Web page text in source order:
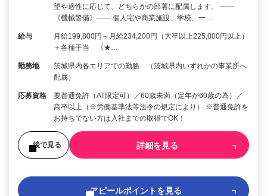
望や適性に応じて、どちらかの部署に配属します。 ――
《機械警備》―― 個人宅や商業施設、学校、一…
給与
月給199,800円～月給234,200円（大卒以上225,000円以上）
＋各種手当 《★…
勤務地
茨城県内各エリアでの勤務 （茨城県内いずれかの事業所へ
配属）
応募資格
要普通免許（AT限定可）／60歳未満（定年が60歳の為）／
高卒以上（※労働基準法等法令の規定により） ※普通免許を
お持ちでない方は入社までの取得でOK！
後で見る 詳細を見る
アピールポイントを見る